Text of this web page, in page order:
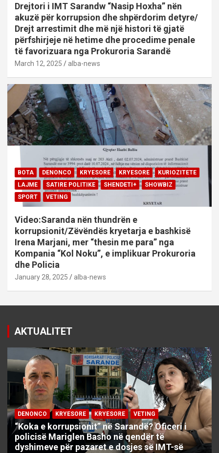
Drejtori i IMT Sarandw “Nasip Hoxha” nën
akuzë për korrupsion dhe shpërdorim detyre/
Drejt arrestimit dhe më një histori të gjatë
përfshirjeje në hetime dhe procedime penale
të favorizuara nga Prokuroria Sarandë
March 12, 2025 alba-news
BOTA DENONCO KRYESORE KRYESORE
KURIOZITETE
LAJME
SATIRE POLITIKE SHENDETI+
SHOWBIZ
SPORT
VETING
Video:Saranda nën thundrën e
korrupsionit/Zëvëndës kryetarja e bashkisë
Irena Marjani, mer “thesin me para” nga
Kompania “Kol Noku”, e implikuar Prokuroria
dhe Policia
January 28, 2025 alba-news
AKTUALITET
DENONCO KRYESORE KRYESORE VETING
“Koka e korrupsionit” në Sarandë? Oficeri i
policisë Mariglen Basho në qendër të
dyshimeve për pazaret e dosjes së IMT-së